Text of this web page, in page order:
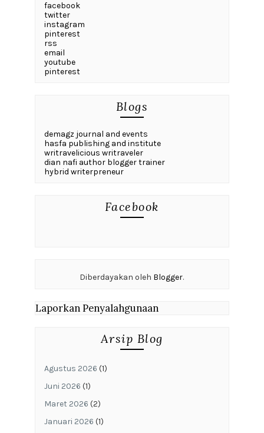
facebook
twitter
instagram
pinterest
rss
email
youtube
pinterest
Blogs
demagz journal and events
hasfa publishing and institute
writravelicious writraveler
dian nafi author blogger trainer
hybrid writerpreneur
Facebook
Diberdayakan oleh Blogger.
Laporkan Penyalahgunaan
Arsip Blog
Agustus 2026 (1)
Juni 2026 (1)
Maret 2026 (2)
Januari 2026 (1)